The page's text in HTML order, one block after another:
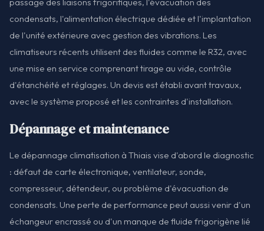
condensats, l'alimentation électrique dédiée et l'implantation
de l'unité extérieure avec gestion des vibrations. Les
climatiseurs récents utilisent des fluides comme le R32, avec
une mise en service comprenant tirage au vide, contrôle
d'étanchéité et réglages. Un devis est établi avant travaux,
avec le système proposé et les contraintes d'installation.
Dépannage et maintenance
Le dépannage climatisation à Thiais vise d'abord le diagnostic
: défaut de carte électronique, ventilateur, sonde,
compresseur, détendeur, ou problème d'évacuation de
condensats. Une perte de performance peut aussi venir d'un
échangeur encrassé ou d'un manque de fluide frigorigène lié